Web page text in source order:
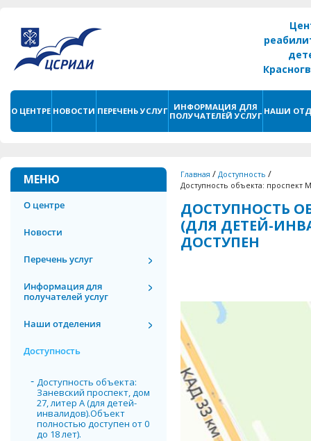
О ЦЕНТРЕ НОВОСТИ ПЕРЕЧЕНЬ УСЛУГ
ИНФОРМАЦИЯ ДЛЯ
ПОЛУЧАТЕЛЕЙ УСЛУГ НАШИ
МЕНЮ
О центре
Новости
Перечень услуг
Информация для
получателей услуг
Наши отделения
Доступность
Доступность объекта:
Заневский проспект, дом
27, литер А (для детей-
инвалидов).Объект
полностью доступен от 0
до 18 лет).
Главная / Доступность /
Доступность объекта: проспект
ДОСТУПНОСТЬ
(ДЛЯ ДЕТЕЙ-
ДОСТУПЕН